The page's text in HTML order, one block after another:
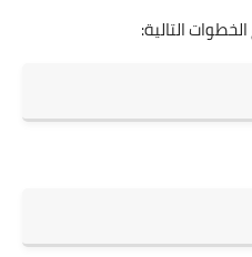
التالية: